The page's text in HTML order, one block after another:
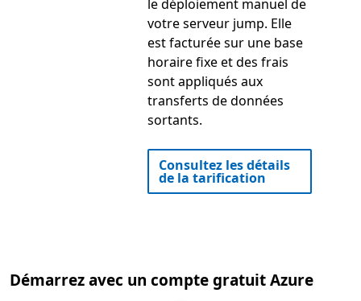
le déploiement manuel de
votre serveur jump. Elle
est facturée sur une base
horaire fixe et des frais
sont appliqués aux
transferts de données
sortants.
Consultez les détails
de la tarification
Démarrez avec un compte gratuit Azure